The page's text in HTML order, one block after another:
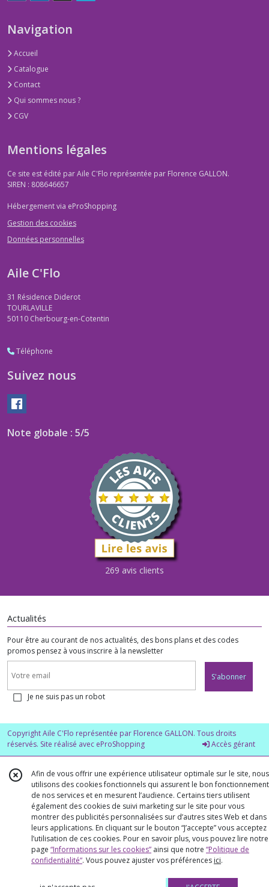
Navigation
Accueil
Catalogue
Contact
Qui sommes nous ?
CGV
Mentions légales
Ce site est édité par Aile C'Flo représentée par Florence GALLON.
SIREN : 808646657
Hébergement via eProShopping
Gestion des cookies
Données personnelles
Aile C'Flo
31 Résidence Diderot
TOURLAVILLE
50110 Cherbourg-en-Cotentin
Téléphone
Suivez nous
Note globale : 5/5
269 avis clients
Actualités
Pour être au courant de nos actualités, des bons plans et des codes
promos pensez à vous inscrire à la newsletter
S'abonner
Je ne suis pas un robot
Copyright Aile C'Flo représentée par Florence GALLON. Tous droits
réservés. Site réalisé avec eProShopping Accès gérant
Afin de vous offrir une expérience utilisateur optimale sur le site, nous
utilisons des cookies fonctionnels qui assurent le bon fonctionnement
de nos services et en mesurent l’audience. Certains tiers utilisent
également des cookies de suivi marketing sur le site pour vous
montrer des publicités personnalisées sur d’autres sites Web et dans
leurs applications. En cliquant sur le bouton “J’accepte” vous acceptez
l’utilisation de ces cookies. Pour en savoir plus, vous pouvez lire notre
page “Informations sur les cookies” ainsi que notre “Politique de
confidentialité“. Vous pouvez ajuster vos préférences ici.